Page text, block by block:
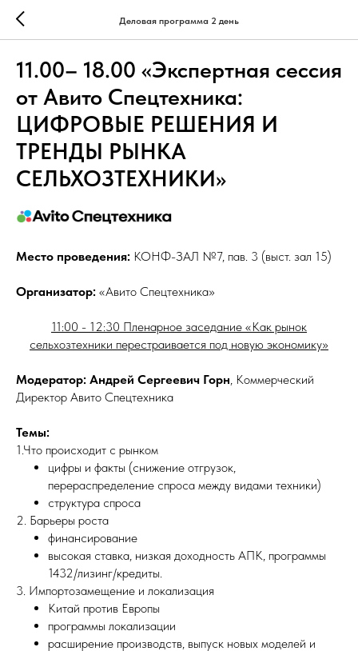
Деловая программа 2 день
11.00– 18.00 «Экспертная сессия
от Авито Спецтехника:
ЦИФРОВЫЕ РЕШЕНИЯ И
ТРЕНДЫ РЫНКА
СЕЛЬХОЗТЕХНИКИ»
Место проведения: КОНФ-ЗАЛ №7, пав. 3 (выст. зал 15)
Организатор: «Авито Спецтехника»
11:00 - 12:30 Пленарное заседание «Как рынок
сельхозтехники перестраивается под новую экономику»
Модератор: Андрей Сергеевич Горн, Коммерческий
Директор Авито Спецтехника
Темы:
1.Что происходит с рынком
цифры и факты (снижение отгрузок,
перераспределение спроса между видами техники)
структура спроса
2. Барьеры роста
финансирование
высокая ставка, низкая доходность АПК, программы
1432/лизинг/кредиты.
3. Импортозамещение и локализация
Китай против Европы
программы локализации
расширение производств, выпуск новых моделей и